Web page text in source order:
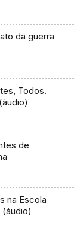
da guerra
Todos.
de
na Escola